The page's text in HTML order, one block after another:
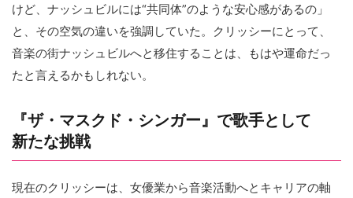
けど、ナッシュビルには“共同体”のような安心感があるの」
と、その空気の違いを強調していた。クリッシーにとって、
音楽の街ナッシュビルへと移住することは、もはや運命だっ
たと言えるかもしれない。
『ザ・マスクド・シンガー』で歌手として
新たな挑戦
現在のクリッシーは、女優業から音楽活動へとキャリアの軸